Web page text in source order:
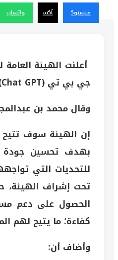
فيسبوك أكس واتساب
أعلنت الهيئة
جي بي تي (Chat GPT)، وهي خدمة التحدث مع الروبوتات الذكية.
وقال محمد بن
إن الهيئة سوف
بهدف تحسين جودة
للتحديات التي
تحت إشراف الهيئة،
الحصول على دعم
كفاءة؛ ما يتيح لهم
وأضاف أن: